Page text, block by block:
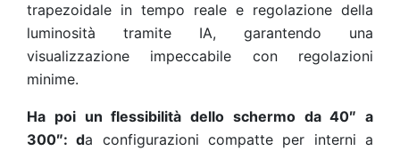
trapezoidale in tempo reale e regolazione della
luminosità tramite IA, garantendo una
visualizzazione impeccabile con regolazioni
minime.
Ha poi un flessibilità dello schermo da 40″ a
300″: da configurazioni compatte per interni a